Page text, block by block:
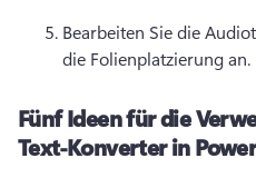
Bearbeiten Sie die
die Folienplatzierung an.
Fünf Ideen für die
Text-Konverter in